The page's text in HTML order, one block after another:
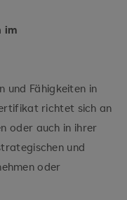
im
und Fähigkeiten in
richtet sich an
oder auch in ihrer
und
oder